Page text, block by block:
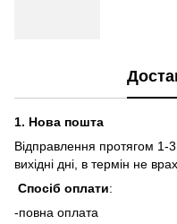
1. Нова пошта
Відправлення протягом 1-
вихідні дні, в термін не
Спосіб оплати:
-повна оплата